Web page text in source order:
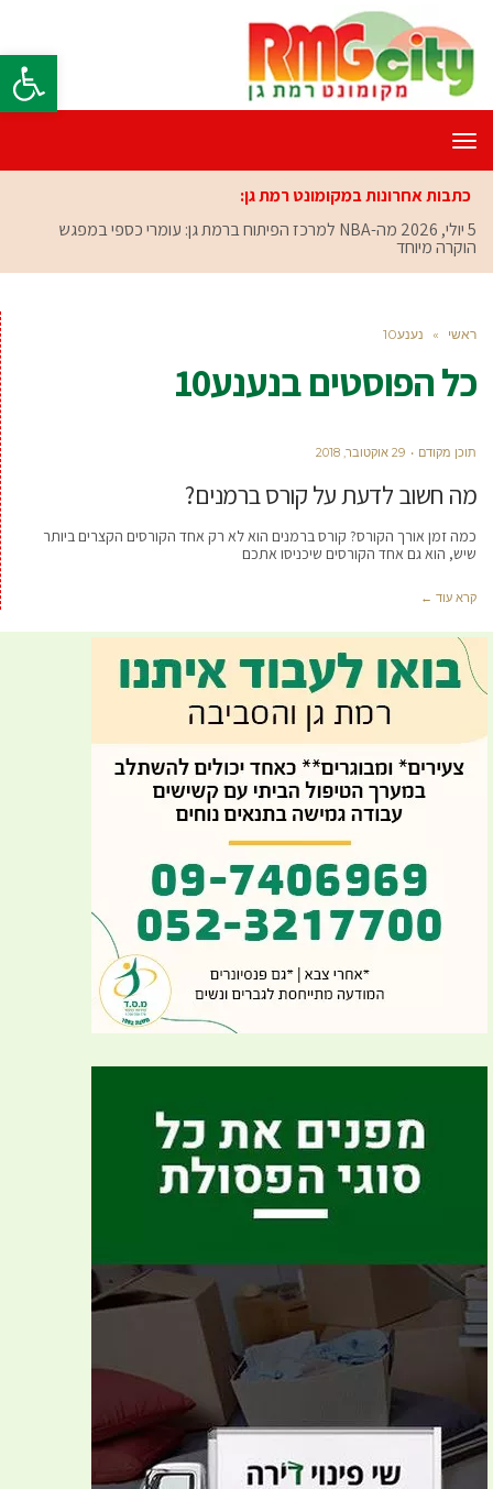
פתח
תפריט
כתבות אחרונות במקומונט רמת גן:
5 יולי, 2026
מה-NBA למרכז הפיתוח ברמת גן: עומרי כספי במפגש
הוקרה מיוחד
ראשי » נענע10
כל הפוסטים בנענע10
תוכן מקודם 29 אוקטובר, 2018
מה חשוב לדעת על קורס ברמנים?
כמה זמן אורך הקורס? קורס ברמנים הוא לא רק אחד הקורסים הקצרים ביותר
שיש, הוא גם אחד הקורסים שיכניסו אתכם
קרא עוד ←